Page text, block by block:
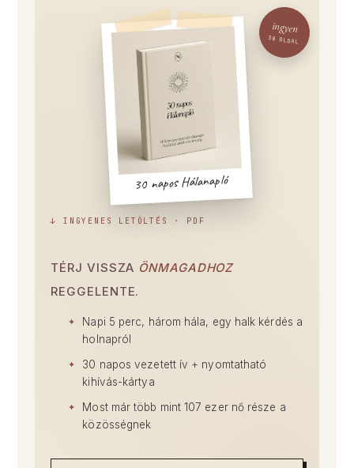
30 napos Hálanapló
ingyen
38 OLDAL
↓ INGYENES LETÖLTÉS · PDF
TÉRJ VISSZA ÖNMAGADHOZ
REGGELENTE.
Napi 5 perc, három hála, egy halk kérdés a
holnapról
30 napos vezetett ív + nyomtatható
kihívás-kártya
Most már több mint 107 ezer nő része a
közösségnek